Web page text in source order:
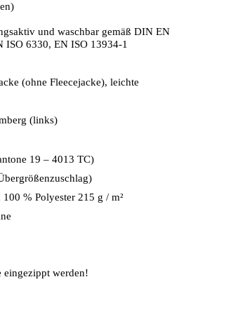
und waschbar gemäß DIN EN
6330, EN ISO 13934-1
(ohne Fleecejacke), leichte
(links)
19 – 4013 TC)
Polyester 215 g / m²
eingezippt werden!